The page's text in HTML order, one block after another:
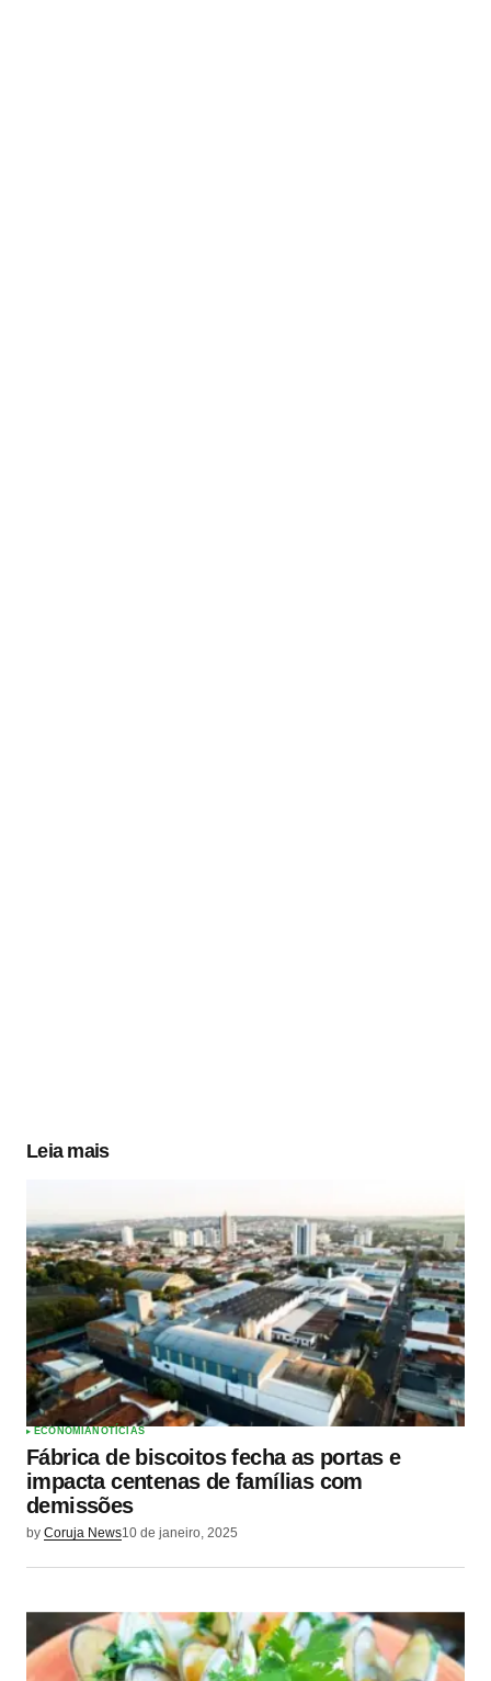
Leia mais
ECONOMIANOTÍCIAS
Fábrica de biscoitos fecha as portas e
impacta centenas de famílias com
demissões
by Coruja News10 de janeiro, 2025